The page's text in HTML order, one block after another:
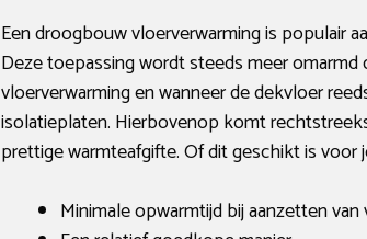
Een droogbouw vloerverwarming is populair
Deze toepassing wordt steeds meer
vloerverwarming en wanneer de dekvloer
isolatieplaten. Hierbovenop komt
prettige warmteafgifte. Of dit geschikt is voor
Minimale opwarmtijd bij aanzetten van